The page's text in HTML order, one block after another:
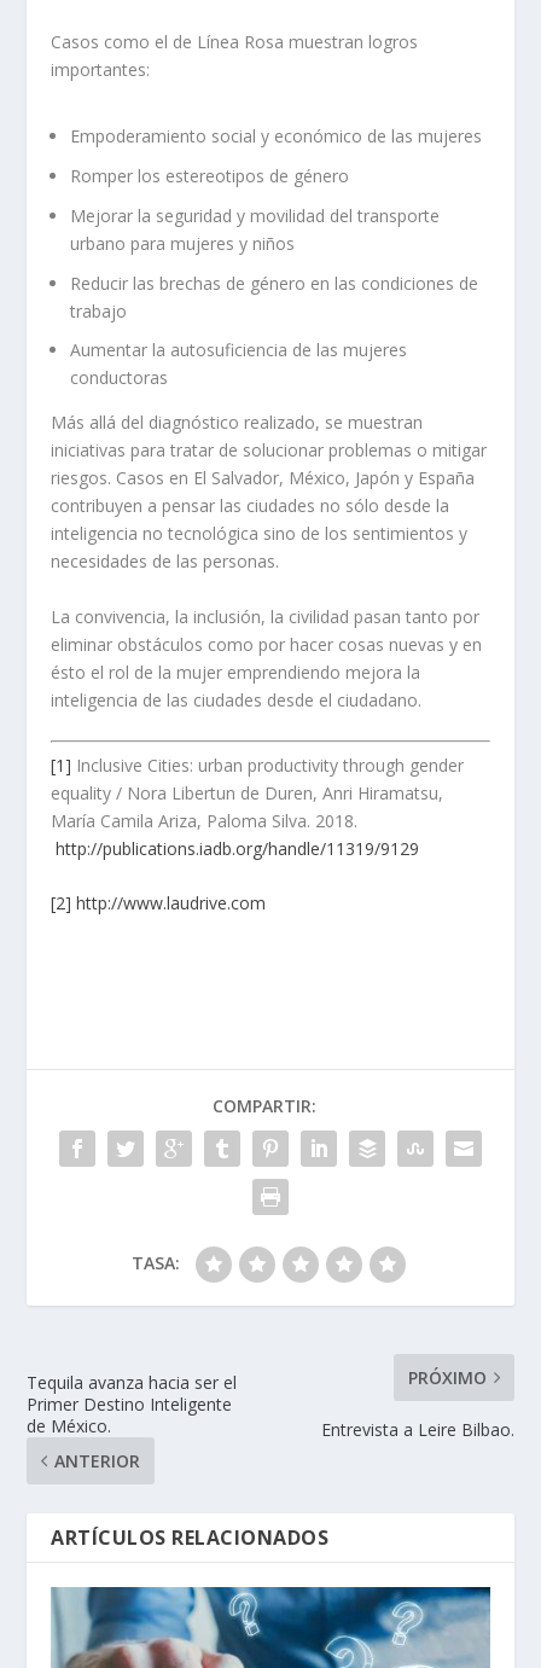
Casos como el de Línea Rosa muestran logros
importantes:
Empoderamiento social y económico de las mujeres
Romper los estereotipos de género
Mejorar la seguridad y movilidad del transporte
urbano para mujeres y niños
Reducir las brechas de género en las condiciones de
trabajo
Aumentar la autosuficiencia de las mujeres
conductoras
Más allá del diagnóstico realizado, se muestran
iniciativas para tratar de solucionar problemas o mitigar
riesgos. Casos en El Salvador, México, Japón y España
contribuyen a pensar las ciudades no sólo desde la
inteligencia no tecnológica sino de los sentimientos y
necesidades de las personas.
La convivencia, la inclusión, la civilidad pasan tanto por
eliminar obstáculos como por hacer cosas nuevas y en
ésto el rol de la mujer emprendiendo mejora la
inteligencia de las ciudades desde el ciudadano.
[1] Inclusive Cities: urban productivity through gender
equality / Nora Libertun de Duren, Anri Hiramatsu,
María Camila Ariza, Paloma Silva. 2018.
http://publications.iadb.org/handle/11319/9129
[2] http://www.laudrive.com
COMPARTIR:
TASA:
Tequila avanza hacia ser el
Primer Destino Inteligente
de México.
ANTERIOR
PRÓXIMO
Entrevista a Leire Bilbao.
ARTÍCULOS RELACIONADOS